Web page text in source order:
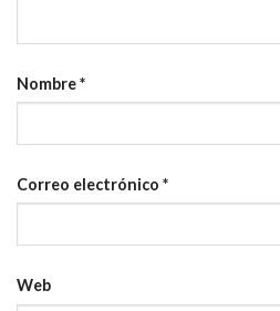
Nombre*
Correo electrónico *
Web